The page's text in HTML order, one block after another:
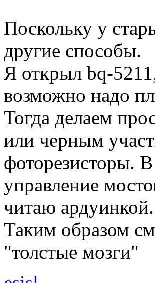
Поскольку у
другие способы.
Я открыл bq-
возможно надо
Тогда делаем
или черным
фоторезисторы.
управление
читаю ардуинкой.
Таким образом
"толстые мозги"